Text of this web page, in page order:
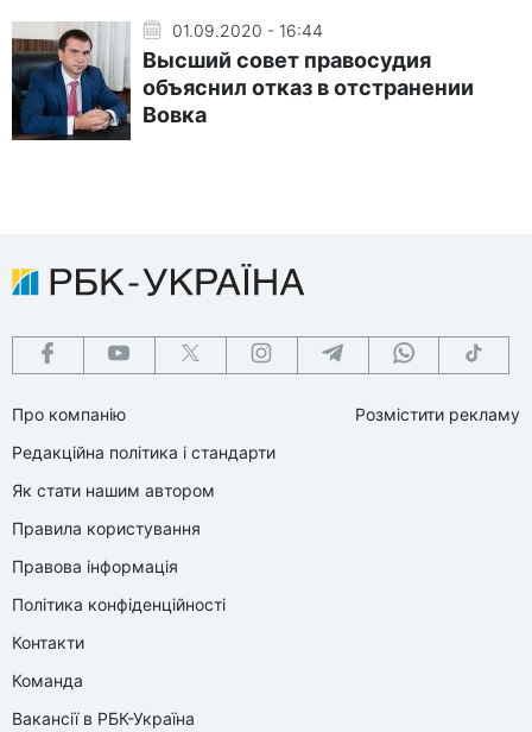
01.09.2020 - 16:44
Высший совет правосудия
объяснил отказ в отстранении
Вовка
Про компанію
Редакційна політика і стандарти
Як стати нашим автором
Правила користування
Правова інформація
Політика конфіденційності
Контакти
Команда
Вакансії в РБК-Україна
Розмістити рекламу